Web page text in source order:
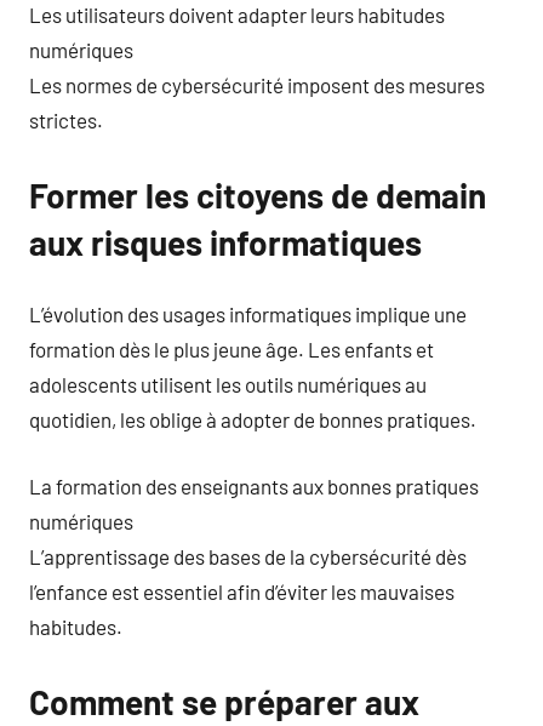
Les utilisateurs doivent adapter leurs habitudes
numériques
Les normes de cybersécurité imposent des mesures
strictes.
Former les citoyens de demain
aux risques informatiques
L’évolution des usages informatiques implique une
formation dès le plus jeune âge. Les enfants et
adolescents utilisent les outils numériques au
quotidien, les oblige à adopter de bonnes pratiques.
La formation des enseignants aux bonnes pratiques
numériques
L’apprentissage des bases de la cybersécurité dès
l’enfance est essentiel afin d’éviter les mauvaises
habitudes.
Comment se préparer aux